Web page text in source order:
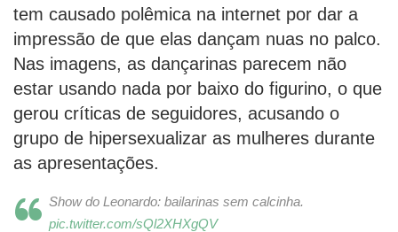
tem causado polêmica na internet por dar a
impressão de que elas dançam nuas no palco.
Nas imagens, as dançarinas parecem não
estar usando nada por baixo do figurino, o que
gerou críticas de seguidores, acusando o
grupo de hipersexualizar as mulheres durante
as apresentações.
Show do Leonardo: bailarinas sem calcinha.
pic.twitter.com/sQl2XHXgQV